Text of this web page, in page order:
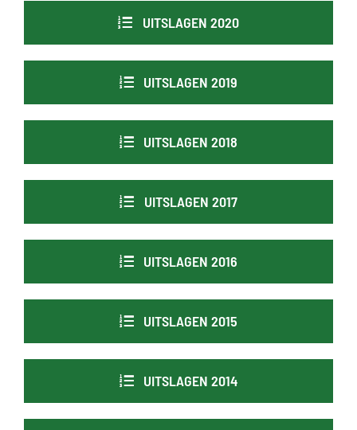
UITSLAGEN 2020
UITSLAGEN 2019
UITSLAGEN 2018
UITSLAGEN 2017
UITSLAGEN 2016
UITSLAGEN 2015
UITSLAGEN 2014